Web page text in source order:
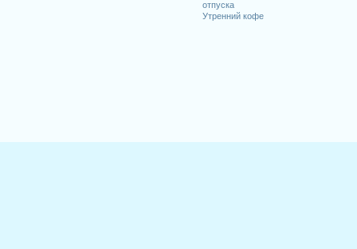
отпуска
Утренний кофе